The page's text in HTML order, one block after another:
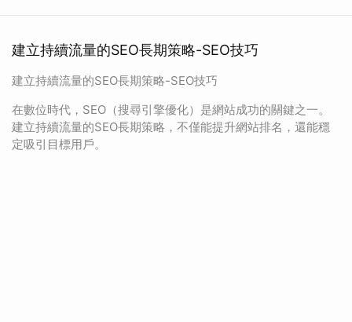
建立持續流量的SEO長期策略-SEO技巧
建立持續流量的SEO長期策略-SEO技巧
在數位時代，SEO（搜尋引擎優化）是網站成功的關鍵之一。
建立持續流量的SEO長期策略，不僅能提升網站排名，還能穩
定吸引目標用戶。